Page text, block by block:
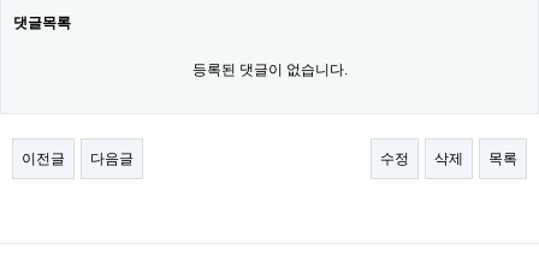
댓글목록
등록된 댓글이 없습니다.
이전글 다음글 수정 삭제 목록